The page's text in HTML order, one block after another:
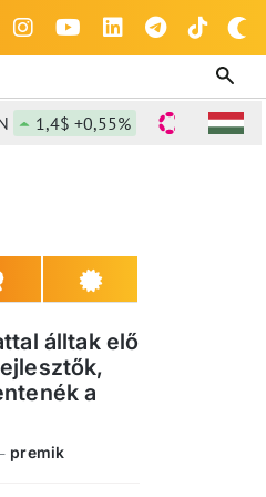
1,4$ +0,55% DOT
álltak elő
a
premik